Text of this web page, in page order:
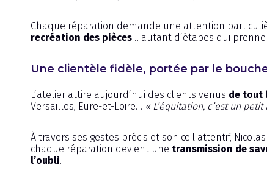
Chaque réparation demande une attention
recréation des pièces… autant d’étapes qui
Une clientèle fidèle, portée par le
L’atelier attire aujourd’hui des clients venus de tout
Versailles, Eure-et-Loire… « L’équitation, c’est un
À travers ses gestes précis et son œil attentif,
chaque réparation devient une transmission de
l’oubli.